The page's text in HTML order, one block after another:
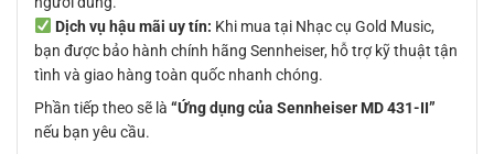
Dịch vụ hậu mãi uy tín: Khi mua tại Nhạc cụ Gold Music,
bạn được bảo hành chính hãng Sennheiser, hỗ trợ kỹ thuật tận
tình và giao hàng toàn quốc nhanh chóng.
Phần tiếp theo sẽ là “Ứng dụng của Sennheiser MD 431-II”
nếu bạn yêu cầu.